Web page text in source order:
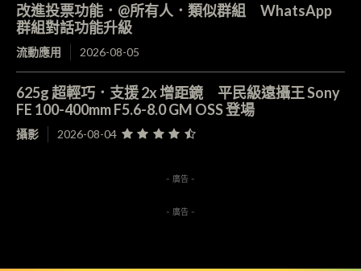
改進投票功能．@所有人．類似群組 WhatsApp
群組對話功能升級
流動應用 2026-08-05
625g 超輕巧．支援 2x 增距鏡 平民級遠攝王 Sony
FE 100-400mm F5.6-8.0 GM OSS 登場
攝影 2026-08-04
- 廣告 -
- 廣告 -